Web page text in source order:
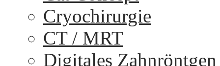
Cryochirurgie
CT / MRT
Digitales Zahnröntgen